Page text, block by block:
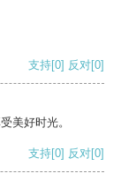
支持[0] 反对[0]
美好时光。
支持[0] 反对[0]